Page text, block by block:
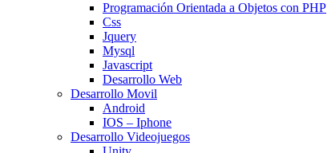
Programación Orientada a Objetos con PHP
Css
Jquery
Mysql
Javascript
Desarrollo Web
Desarrollo Movil
Android
IOS – Iphone
Desarrollo Videojuegos